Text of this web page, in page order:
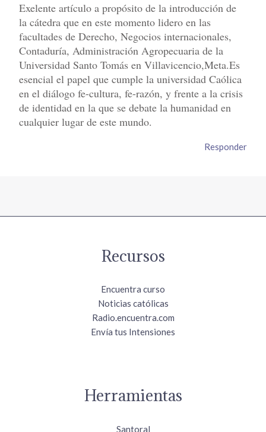
Exelente artículo a propósito de la introducción de
la cátedra que en este momento lidero en las
facultades de Derecho, Negocios internacionales,
Contaduría, Administración Agropecuaria de la
Universidad Santo Tomás en Villavicencio,Meta.Es
esencial el papel que cumple la universidad Caólica
en el diálogo fe-cultura, fe-razón, y frente a la crisis
de identidad en la que se debate la humanidad en
cualquier lugar de este mundo.
Responder
Recursos
Encuentra curso
Noticias católicas
Radio.encuentra.com
Envía tus Intensiones
Herramientas
Santoral